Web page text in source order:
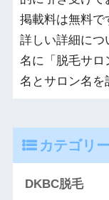
掲載料は無料で
詳しい詳細につ
名に「脱毛サロ
名とサロン名を
カテゴリー
DKBC脱毛